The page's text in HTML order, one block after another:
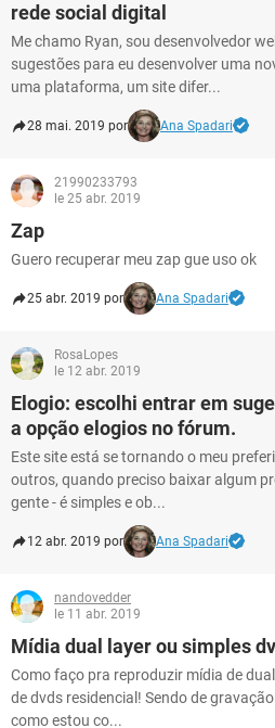
rede social digital
Me chamo Ryan, sou desenvolvedor
sugestões para eu desenvolver uma
uma plataforma, um site difer...
28 mai. 2019 por Ana Spadari
21990233793
le 25 abr. 2019
Zap
Guero recuperar meu zap gue uso ok
25 abr. 2019 por Ana Spadari
RosaLopes
le 12 abr. 2019
Elogio: escolhi entrar em
a opção elogios no fórum.
Este site está se tornando o meu
outros, quando preciso baixar algum
gente - é simples e ob...
12 abr. 2019 por Ana Spadari
nandovedder
le 11 abr. 2019
Mídia dual layer ou simples
Como faço pra reproduzir mídia de
de dvds residencial! Sendo de
como estou co...